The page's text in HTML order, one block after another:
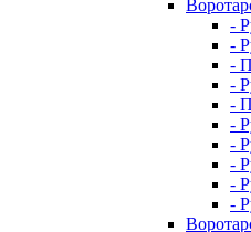
-
-
-
-
-
-
-
-
-
-